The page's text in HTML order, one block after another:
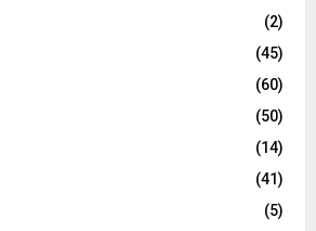
(2)
(45)
(60)
(50)
(14)
(41)
(5)